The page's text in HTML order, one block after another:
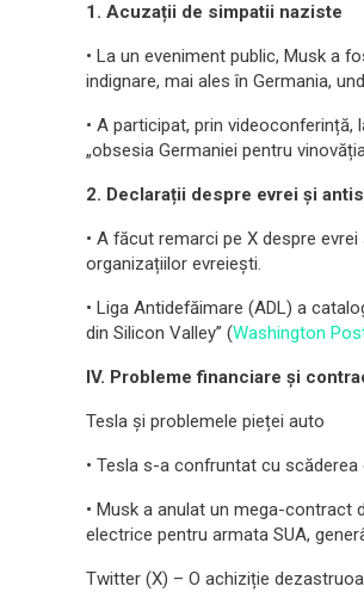
1. Acuzații de simpatii naziste
• La un eveniment public, Musk a
indignare, mai ales în Germania,
• A participat, prin
„obsesia Germaniei pentru
2. Declarații despre evrei și
• A făcut remarci pe X despre
organizațiilor evreiești.
• Liga Antidefăimare (ADL) a
din Silicon Valley” (Washington
IV. Probleme financiare și
Tesla și problemele pieței auto
• Tesla s-a confruntat cu
• Musk a anulat un mega-contract
electrice pentru armata SUA,
Twitter (X) – O achiziție